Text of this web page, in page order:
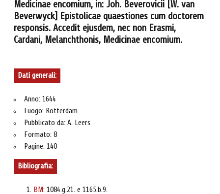
Medicinae encomium, in: Joh. Beverovicii [W. van
Beverwyck] Epistolicae quaestiones cum doctorem
responsis. Accedit ejusdem, nec non Erasmi,
Cardani, Melanchthonis, Medicinae encomium.
Dati generali:
Anno: 1644
Luogo: Rotterdam
Pubblicato da: A. Leers
Formato: 8
Pagine: 140
Bibliografia:
BM: 1084.g.21. e 1165.b.9.